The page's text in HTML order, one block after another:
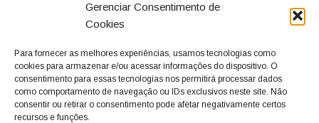
Gerenciar Consentimento de
Cookies
Para fornecer as melhores experiências, usamos tecnologias como
cookies para armazenar e/ou acessar informações do dispositivo. O
consentimento para essas tecnologias nos permitirá processar dados
como comportamento de navegação ou IDs exclusivos neste site. Não
consentir ou retirar o consentimento pode afetar negativamente certos
recursos e funções.
cidadãos valinhenses, já que naquela época só existiam
dois jornais. Há mais de 30 anos, o jornal continua
com o foco de trazer as melhores notícias. Nunca
deixamos de lado as necessidades do cidadão, sempre
questionando os órgãos públicos em busca de melhorias
para a cidade e sempre cobrando resoluções para casos